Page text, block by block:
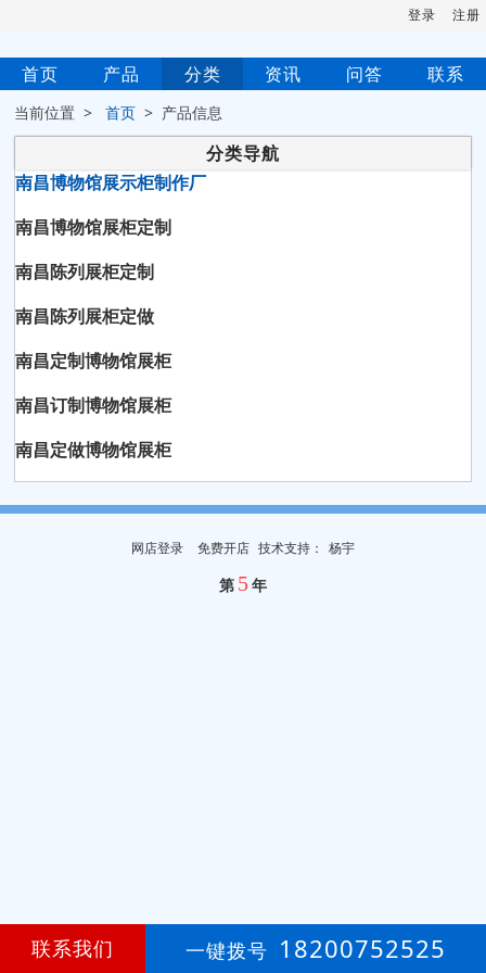
登录 注册
首页 产品 分类 资讯 问答 联系
当前位置 >首页 > 产品信息
分类导航
南昌博物馆展示柜制作厂
南昌博物馆展柜定制
南昌陈列展柜定制
南昌陈列展柜定做
南昌定制博物馆展柜
南昌订制博物馆展柜
南昌定做博物馆展柜
网店登录 免费开店 技术支持 ： 杨宇
第 5年
联系我们 一键拨号 18200752525